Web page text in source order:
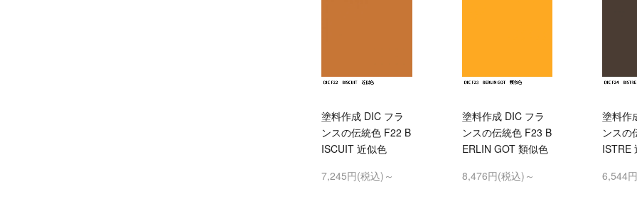
塗料作成 DIC フラ
ンスの伝統色 F22 B
ISCUIT 近似色
7,245円(税込)～
塗料作成 DIC フラ
ンスの伝統色 F23 B
ERLIN GOT 類似色
8,476円(税込)～
塗料作
ンスの
ISTRE
6,544